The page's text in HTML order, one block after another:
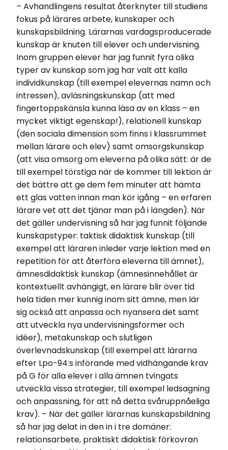
– Avhandlingens resultat återknyter till studiens
fokus på lärares arbete, kunskaper och
kunskapsbildning. Lärarnas vardagsproducerade
kunskap är knuten till elever och undervisning.
Inom gruppen elever har jag funnit fyra olika
typer av kunskap som jag har valt att kalla
individkunskap (till exempel elevernas namn och
intressen), avläsningskunskap (att med
fingertoppskänsla kunna läsa av en klass – en
mycket viktigt egenskap!), relationell kunskap
(den sociala dimension som finns i klassrummet
mellan lärare och elev) samt omsorgskunskap
(att visa omsorg om eleverna på olika sätt: är de
till exempel törstiga när de kommer till lektion är
det bättre att ge dem fem minuter att hämta
ett glas vatten innan man kör igång – en erfaren
lärare vet att det tjänar man på i längden). När
det gäller undervisning så har jag funnit följande
kunskapstyper: taktisk didaktisk kunskap (till
exempel att läraren inleder varje lektion med en
repetition för att återföra eleverna till ämnet),
ämnesdidaktisk kunskap (ämnesinnehållet är
kontextuellt avhängigt, en lärare blir över tid
hela tiden mer kunnig inom sitt ämne, men lär
sig också att anpassa och nyansera det samt
att utveckla nya undervisningsformer och
idéer), metakunskap och slutligen
överlevnadskunskap (till exempel att lärarna
efter Lpo-94:s införande med vidhängande krav
på G för alla elever i alla ämnen tvingats
utveckla vissa strategier, till exempel ledsagning
och anpassning, för att nå detta svåruppnåeliga
krav). – När det gäller lärarnas kunskapsbildning
så har jag delat in den in i tre domäner:
relationsarbete, praktiskt didaktisk förkovran